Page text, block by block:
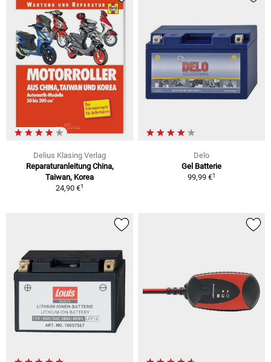
Delius Klasing Verlag
Reparaturanleitung China,
Taiwan, Korea
24,90 €1
Delo
Gel Batterie
99,99 €1